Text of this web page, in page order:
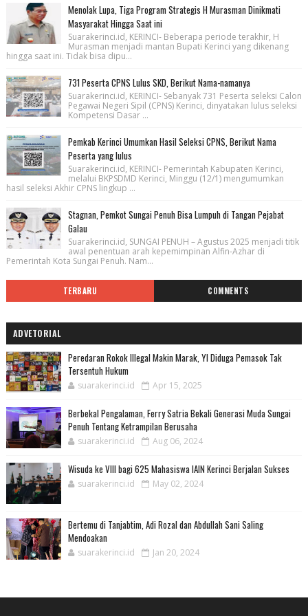
Menolak Lupa, Tiga Program Strategis H Murasman Dinikmati
Masyarakat Hingga Saat ini
Suarakerinci.id, KERINCI- Beberapa periode terakhir, H
Murasman menjadi mantan Bupati Kerinci yang dikenang
hingga saat ini. Tidak bisa dipu...
731 Peserta CPNS Lulus SKD, Berikut Nama-namanya
Suarakerinci.id, KERINCI- Sebanyak 731 Peserta seleksi Calon
Pegawai Negeri Sipil (CPNS) Kerinci, dinyatakan lulus seleksi
Kompetensi Dasar ...
Pemkab Kerinci Umumkan Hasil Seleksi CPNS, Berikut Nama
Peserta yang lulus
Suarakerinci.id, KERINCI- Pemerintah Kabupaten Kerinci,
melalui BKPSDMD Kerinci, Minggu (12/1) mengumumkan
hasil seleksi Akhir CPNS lingkup ...
Stagnan, Pemkot Sungai Penuh Bisa Lumpuh di Tangan Pejabat
Galau
Suarakerinci.id, SUNGAI PENUH – Agustus 2025 menjadi titik
awal penentuan arah kepemimpinan Alfin-Azhar di
Pemerintah Kota Sungai Penuh. Nam...
TERBARU COMMENTS
ADVETORIAL
Peredaran Rokok Illegal Makin Marak, YI Diduga Pemasok Tak
Tersentuh Hukum
suarakerinci.id Apr 15, 2025
Berbekal Pengalaman, Ferry Satria Bekali Generasi Muda Sungai
Penuh Tentang Ketrampilan Berusaha
suarakerinci.id Aug 06, 2024
Wisuda ke VIII bagi 625 Mahasiswa IAIN Kerinci Berjalan Sukses
suarakerinci.id May 02, 2024
Bertemu di Tanjabtim, Adi Rozal dan Abdullah Sani Saling
Mendoakan
suarakerinci.id Jan 20, 2024